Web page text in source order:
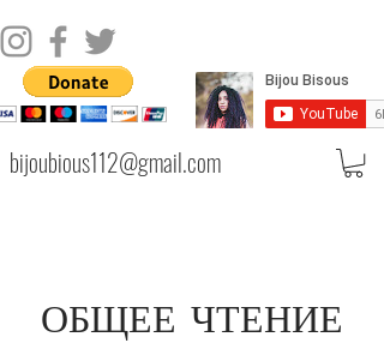
bijoubious112@gmail.com
ОБЩЕЕ ЧТЕНИЕ